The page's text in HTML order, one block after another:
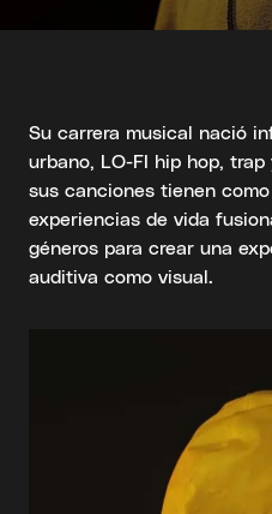
Su carrera musical nació
urbano, LO-FI hip hop,
sus canciones tienen
experiencias de vida
géneros para crear una
auditiva como visual.